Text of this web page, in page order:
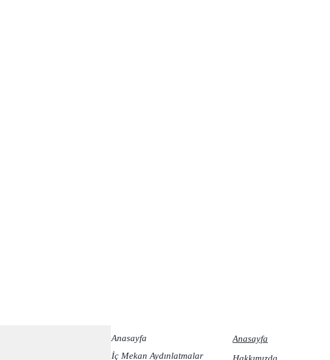
Anasayfa
İç Mekan Aydınlatmalar
Anasayfa